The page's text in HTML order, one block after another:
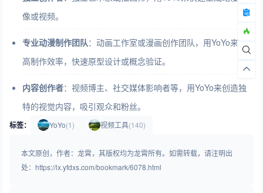
像或视频。
专业动漫制作团队：动画工作室或漫画创作团队，用YoYo来提
高制作效率，快速原型设计或概念验证。
内容创作者：视频博主、社交媒体影响者等，用YoYo来创造独
特的视觉内容，吸引观众和粉丝。
标签： YoYo(1) 视频工具(140)
本文原创，作者：龙霄，其版权均为龙霄所有。如需转载，请注明出
处：https://lx.yfdxs.com/bookmark/6078.html